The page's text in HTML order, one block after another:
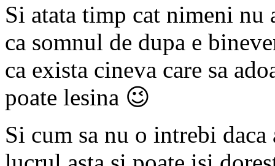
Si atata timp cat nimeni
ca somnul de dupa e
ca exista cineva care sa
poate lesina 😉
Si cum sa nu o intrebi